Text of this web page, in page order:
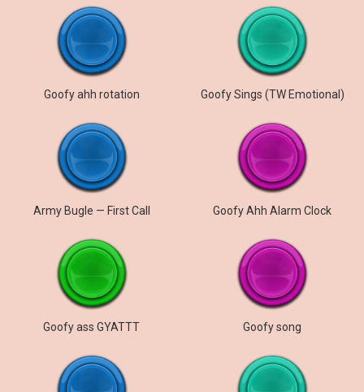
Goofy ahh rotation Goofy Sings (TW Emotional)
Army Bugle — First Call Goofy Ahh Alarm Clock
Goofy ass GYATTT Goofy song